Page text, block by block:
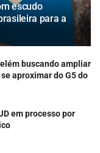
escudo
para a
buscando ampliar
aproximar do G5 do
em processo por